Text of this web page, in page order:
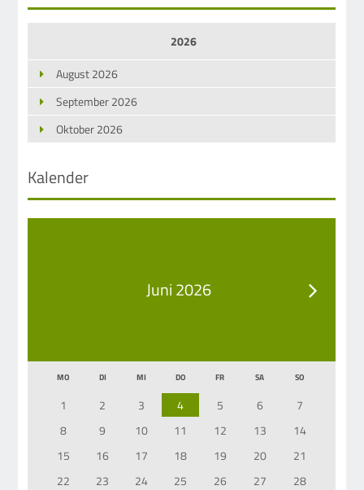
2026
August 2026
September 2026
Oktober 2026
Kalender
Juni 2026
MO DI MI DO FR SA SO
1 2 3 4 5 6
7
8
9 10 11 12 13
14
15
16 17 18 19 20
21
22
23 24 25 26 27
28